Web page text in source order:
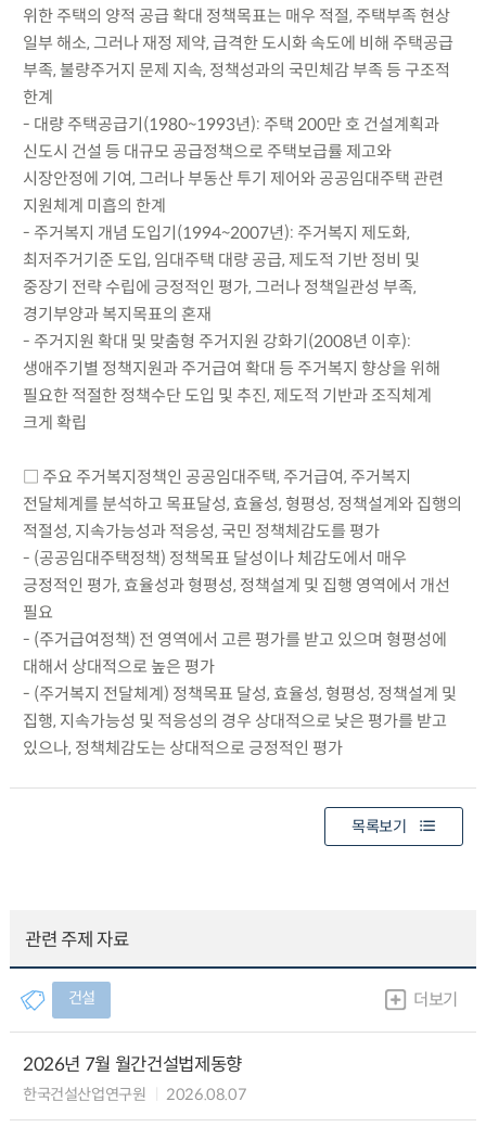
위한 주택의 양적 공급 확대 정책목표는 매우 적절, 주택부족 현상
일부 해소, 그러나 재정 제약, 급격한 도시화 속도에 비해 주택공급
부족, 불량주거지 문제 지속, 정책성과의 국민체감 부족 등 구조적
한계
- 대량 주택공급기(1980~1993년): 주택 200만 호 건설계획과
신도시 건설 등 대규모 공급정책으로 주택보급률 제고와
시장안정에 기여, 그러나 부동산 투기 제어와 공공임대주택 관련
지원체계 미흡의 한계
- 주거복지 개념 도입기(1994~2007년): 주거복지 제도화,
최저주거기준 도입, 임대주택 대량 공급, 제도적 기반 정비 및
중장기 전략 수립에 긍정적인 평가, 그러나 정책일관성 부족,
경기부양과 복지목표의 혼재
- 주거지원 확대 및 맞춤형 주거지원 강화기(2008년 이후):
생애주기별 정책지원과 주거급여 확대 등 주거복지 향상을 위해
필요한 적절한 정책수단 도입 및 추진, 제도적 기반과 조직체계
크게 확립
□ 주요 주거복지정책인 공공임대주택, 주거급여, 주거복지
전달체계를 분석하고 목표달성, 효율성, 형평성, 정책설계와 집행의
적절성, 지속가능성과 적응성, 국민 정책체감도를 평가
- (공공임대주택정책) 정책목표 달성이나 체감도에서 매우
긍정적인 평가, 효율성과 형평성, 정책설계 및 집행 영역에서 개선
필요
- (주거급여정책) 전 영역에서 고른 평가를 받고 있으며 형평성에
대해서 상대적으로 높은 평가
- (주거복지 전달체계) 정책목표 달성, 효율성, 형평성, 정책설계 및
집행, 지속가능성 및 적응성의 경우 상대적으로 낮은 평가를 받고
있으나, 정책체감도는 상대적으로 긍정적인 평가
목록보기
관련 주제 자료
건설 더보기
2026년 7월 월간건설법제동향
한국건설산업연구원 2026.08.07